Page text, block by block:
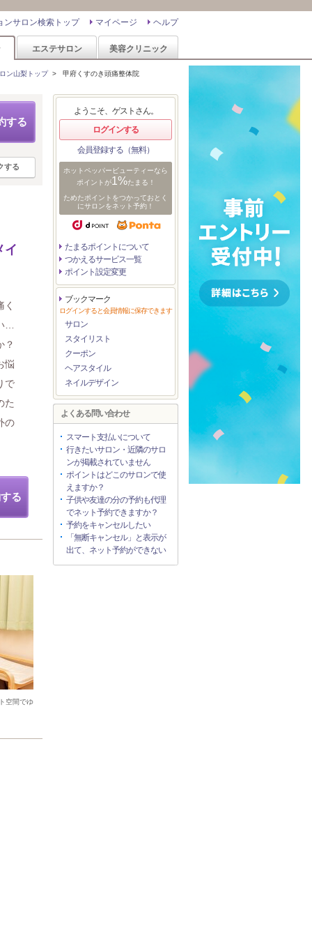
ヘルプ
マイページ
ンサロン検索トップ
エステサロン 美容クリニック
ン山梨トップ> 甲府くすのき頭痛整体院
する
する
イ
…
？
悩
で
た
の
る
空間でゆ
ようこそ、ゲストさん。
ログインする
会員登録する（無料）
ホットペッパービューティーなら
ポイントが1%たまる！
ためたポイントをつかっておとく
にサロンをネット予約！
たまるポイントについて
つかえるサービス一覧
ポイント設定変更
ブックマーク
ログインすると会員情報に保存できます
サロン
スタイリスト
クーポン
ヘアスタイル
ネイルデザイン
よくある問い合わせ
スマート支払いについて
行きたいサロン・近隣のサロ
ンが掲載されていません
ポイントはどこのサロンで使
えますか？
子供や友達の分の予約も代理
でネット予約できますか？
予約をキャンセルしたい
「無断キャンセル」と表示が
出て、ネット予約ができない